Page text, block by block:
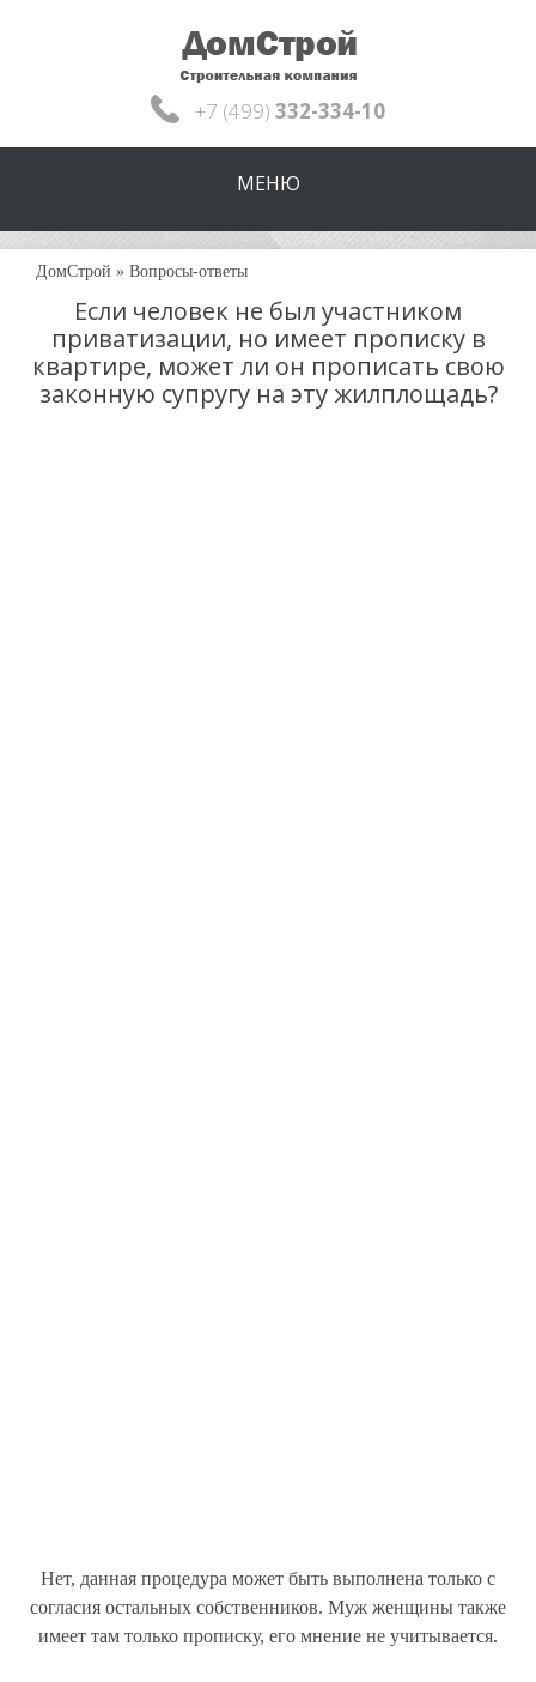
+7 (499) 332-334-10
МЕНЮ
ДомСтрой » Вопросы-ответы
Если человек не был участником
приватизации, но имеет прописку в
квартире, может ли он прописать свою
законную супругу на эту жилплощадь?
Нет, данная процедура может быть выполнена только с
согласия остальных собственников. Муж женщины также
имеет там только прописку, его мнение не учитывается.